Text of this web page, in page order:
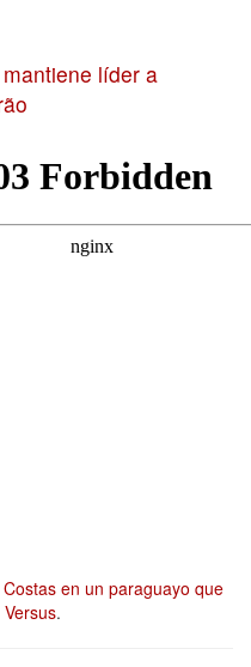
líder a
en un paraguayo que
Versus.